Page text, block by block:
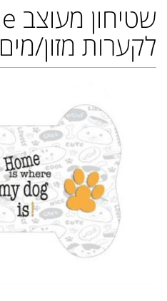
לקערות מזון/מים